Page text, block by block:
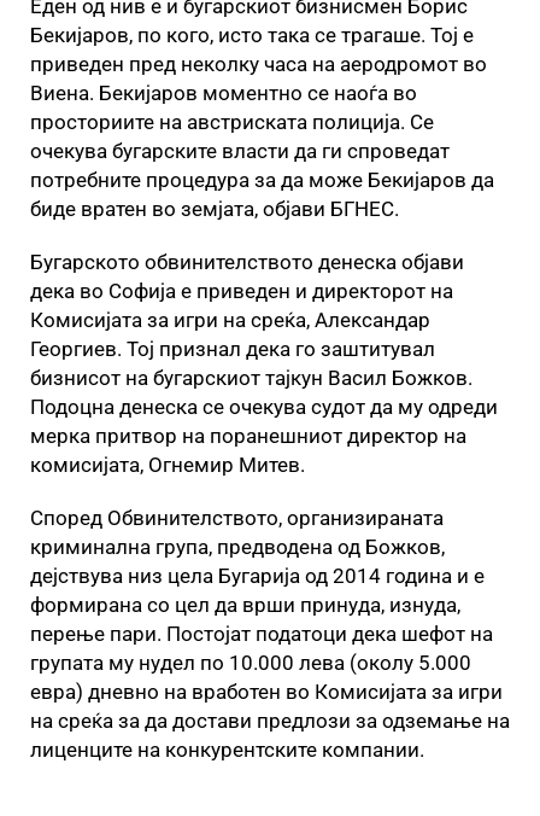
Еден од нив е и бугарскиот бизнисмен Борис
Бекијаров, по кого, исто така се трагаше. Тој е
приведен пред неколку часа на аеродромот во
Виена. Бекијаров моментно се наоѓа во
просториите на австриската полиција. Се
очекува бугарските власти да ги спроведат
потребните процедура за да може Бекијаров да
биде вратен во земјата, објави БГНЕС.
Бугарското обвинителството денеска објави
дека во Софија е приведен и директорот на
Комисијата за игри на среќа, Александар
Георгиев. Тој признал дека го заштитувал
бизнисот на бугарскиот тајкун Васил Божков.
Подоцна денеска се очекува судот да му одреди
мерка притвор на поранешниот директор на
комисијата, Огнемир Митев.
Според Обвинителството, организираната
криминална група, предводена од Божков,
дејствува низ цела Бугарија од 2014 година и е
формирана со цел да врши принуда, изнуда,
перење пари. Постојат податоци дека шефот на
групата му нудел по 10.000 лева (околу 5.000
евра) дневно на вработен во Комисијата за игри
на среќа за да достави предлози за одземање на
лиценците на конкурентските компании.